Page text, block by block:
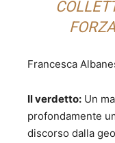
Francesca
Il verdetto: Un
profondamente
discorso dalla